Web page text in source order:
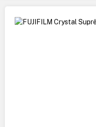
Ignorer la galerie